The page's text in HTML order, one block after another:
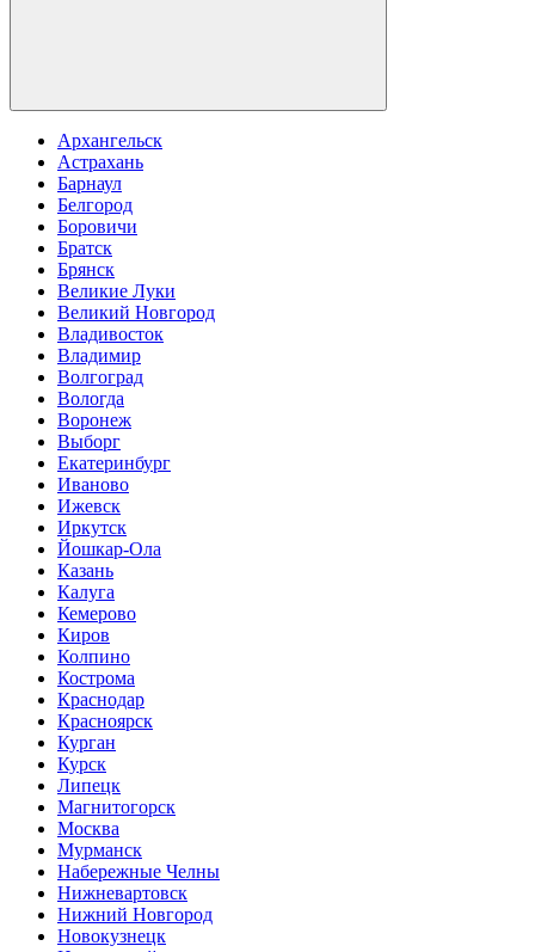
Архангельск
Астрахань
Барнаул
Белгород
Боровичи
Братск
Брянск
Великие Луки
Великий Новгород
Владивосток
Владимир
Волгоград
Вологда
Воронеж
Выборг
Екатеринбург
Иваново
Ижевск
Иркутск
Йошкар-Ола
Казань
Калуга
Кемерово
Киров
Колпино
Кострома
Краснодар
Красноярск
Курган
Курск
Липецк
Магнитогорск
Москва
Мурманск
Набережные Челны
Нижневартовск
Нижний Новгород
Новокузнецк